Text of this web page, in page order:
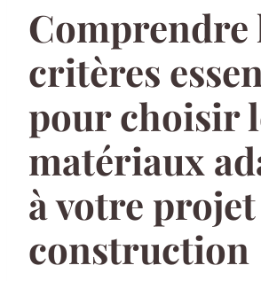
Comprendre
critères
pour choisir
matériaux
à votre projet
construction